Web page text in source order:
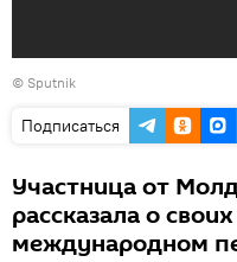
© Sputnik
Подписаться
Участница от
рассказала о
международном